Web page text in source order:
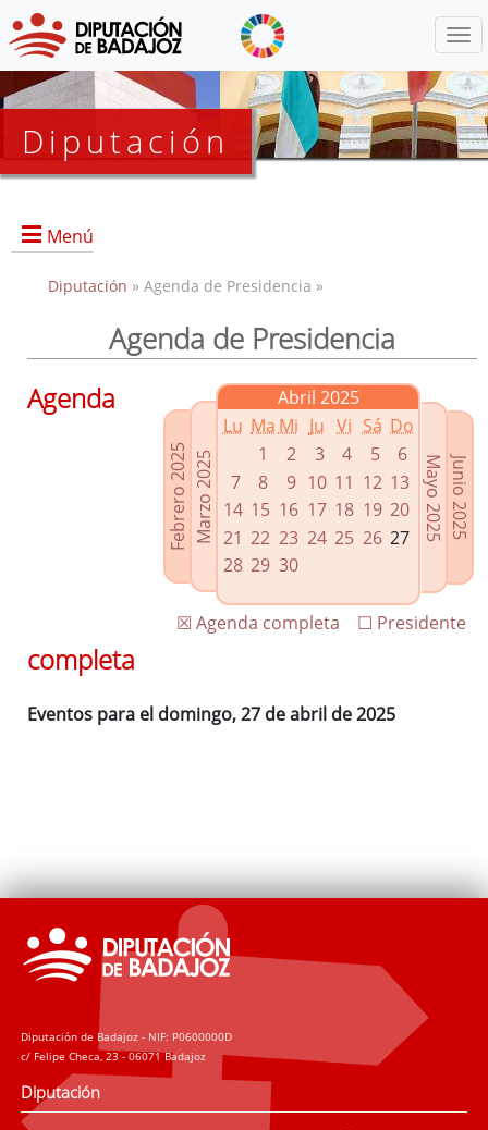
Diputación
Menú
Presidencia
Grupos Políticos
Enlaces relacionados
Agenda de Presidencia
Plenos provinciales y Juntas de gobierno
Oficina de Proyectos Europeos
Diputación » Agenda de Presidencia »
Agenda de Presidencia
Febrero 2025Marzo 2025
Abril 2025
Lu Ma Mi Ju Vi Sá Do
1
2 3 4 5
6
7
8 9 10 11 12 13
14 15 16 17 18 19 20
21 22 23 24 25 26 27
28 29 30
Junio 2025
Mayo 2025
☐ Presidente
☒ Agenda completa
Agenda
completa
Eventos para el domingo, 27 de abril de 2025
Diputación de Badajoz - NIF: P0600000D
c/ Felipe Checa, 23 - 06071 Badajoz
Diputación